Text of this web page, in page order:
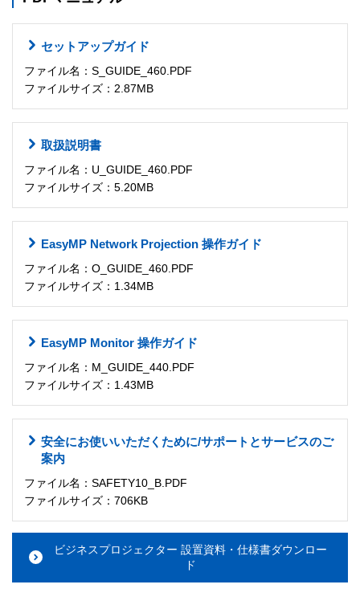
セットアップガイド
ファイル名：S_GUIDE_460.PDF
ファイルサイズ：2.87MB
取扱説明書
ファイル名：U_GUIDE_460.PDF
ファイルサイズ：5.20MB
EasyMP Network Projection 操作ガイド
ファイル名：O_GUIDE_460.PDF
ファイルサイズ：1.34MB
EasyMP Monitor 操作ガイド
ファイル名：M_GUIDE_440.PDF
ファイルサイズ：1.43MB
安全にお使いいただくために/サポートとサービスのご
案内
ファイル名：SAFETY10_B.PDF
ファイルサイズ：706KB
ビジネスプロジェクター 設置資料・仕様書ダウンロー
ド